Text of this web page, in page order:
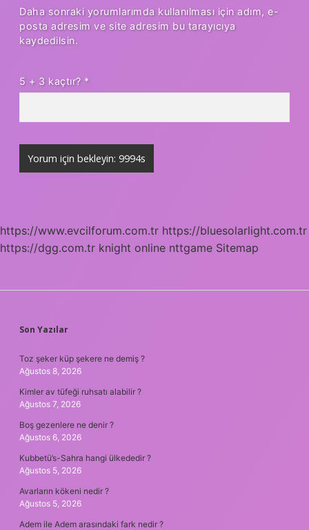
Daha sonraki yorumlarımda kullanılması için adım, e-
posta adresim ve site adresim bu tarayıcıya
kaydedilsin.
5 + 3 kaçtır? *
https://www.evcilforum.com.tr https://bluesolarlight.com.tr
https://dgg.com.tr knight online nttgame Sitemap
SIDEBAR
Son Yazılar
Toz şeker küp şekere ne demiş ?
Ağustos 8, 2026
Kimler av tüfeği ruhsatı alabilir ?
Ağustos 7, 2026
Boş gezenlere ne denir ?
Ağustos 6, 2026
Kubbetü’s-Sahra hangi ülkededir ?
Ağustos 5, 2026
Avarların kökeni nedir ?
Ağustos 5, 2026
Adem ile Adem arasındaki fark nedir ?